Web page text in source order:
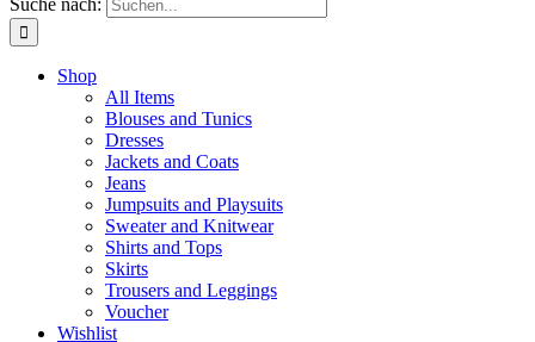
Suche nach:
Shop
All Items
Blouses and Tunics
Dresses
Jackets and Coats
Jeans
Jumpsuits and Playsuits
Sweater and Knitwear
Shirts and Tops
Skirts
Trousers and Leggings
Voucher
Wishlist